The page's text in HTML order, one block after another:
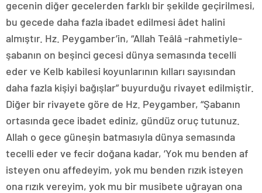
gecenin diğer gecelerden farklı bir şekilde geçirilmesi,
bu gecede daha fazla ibadet edilmesi âdet halini
almıştır. Hz. Peygamber’in, “Allah Teâlâ -rahmetiyle-
şabanın on beşinci gecesi dünya semasında tecelli
eder ve Kelb kabilesi koyunlarının kılları sayısından
daha fazla kişiyi bağışlar” buyurduğu rivayet edilmiştir.
Diğer bir rivayete göre de Hz. Peygamber, “Şabanın
ortasında gece ibadet ediniz, gündüz oruç tutunuz.
Allah o gece güneşin batmasıyla dünya semasında
tecelli eder ve fecir doğana kadar, ‘Yok mu benden af
isteyen onu affedeyim, yok mu benden rızık isteyen
ona rızık vereyim, yok mu bir musibete uğrayan ona